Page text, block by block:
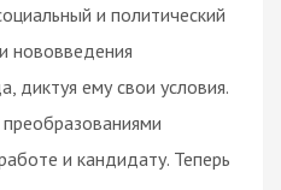
и политический
нововведения
диктуя ему свои условия.
и кандидату. Теперь